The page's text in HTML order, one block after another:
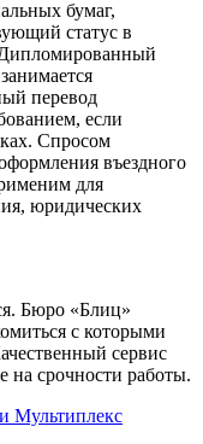
бумаг,
статус в
Дипломированный
перевод
если
Спросом
въездного
для
юридических
Бюро «Блиц»
с которыми
сервис
на срочности работы.
Мультиплекс